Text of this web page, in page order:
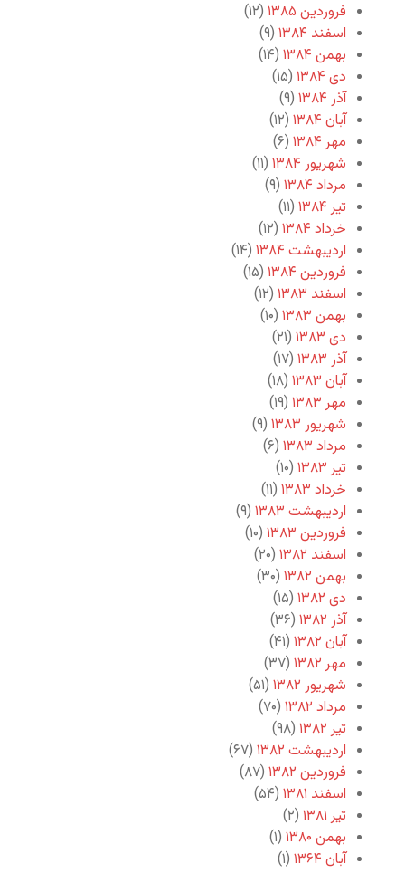
فروردین ۱۳۸۵
(۱۲)
اسفند ۱۳۸۴
(۹)
بهمن ۱۳۸۴
(۱۴)
دی ۱۳۸۴
(۱۵)
آذر ۱۳۸۴
(۹)
آبان ۱۳۸۴
(۱۲)
مهر ۱۳۸۴
(۶)
شهریور ۱۳۸۴
(۱۱)
مرداد ۱۳۸۴
(۹)
تیر ۱۳۸۴
(۱۱)
خرداد ۱۳۸۴
(۱۲)
اردیبهشت ۱۳۸۴
(۱۴)
فروردین ۱۳۸۴
(۱۵)
اسفند ۱۳۸۳
(۱۲)
بهمن ۱۳۸۳
(۱۰)
دی ۱۳۸۳
(۲۱)
آذر ۱۳۸۳
(۱۷)
آبان ۱۳۸۳
(۱۸)
مهر ۱۳۸۳
(۱۹)
شهریور ۱۳۸۳
(۹)
مرداد ۱۳۸۳
(۶)
تیر ۱۳۸۳
(۱۰)
خرداد ۱۳۸۳
(۱۱)
اردیبهشت ۱۳۸۳
(۹)
فروردین ۱۳۸۳
(۱۰)
اسفند ۱۳۸۲
(۲۰)
بهمن ۱۳۸۲
(۳۰)
دی ۱۳۸۲
(۱۵)
آذر ۱۳۸۲
(۳۶)
آبان ۱۳۸۲
(۴۱)
مهر ۱۳۸۲
(۳۷)
شهریور ۱۳۸۲
(۵۱)
مرداد ۱۳۸۲
(۷۰)
تیر ۱۳۸۲
(۹۸)
اردیبهشت ۱۳۸۲
(۶۷)
فروردین ۱۳۸۲
(۸۷)
اسفند ۱۳۸۱
(۵۴)
تیر ۱۳۸۱
(۲)
بهمن ۱۳۸۰
(۱)
آبان ۱۳۶۴
(۱)